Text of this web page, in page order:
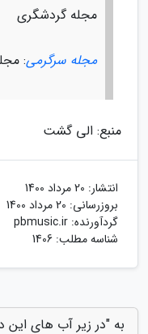
مجله گردشگری
مجله سرگرمی:
منبع: الی گشت
انتشار: 20 مرداد 1400
بروزرسانی: 20 مرداد 1400
گردآورنده: pbmusic.ir
شناسه مطلب: 1406
به "در زیر آب های این